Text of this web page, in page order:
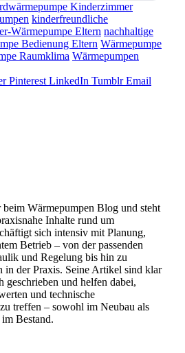
Kinderzimmer
kinderfreundliche
Wärmepumpe Eltern nachhaltige
Bedienung Eltern Wärmepumpe
Raumklima Wärmepumpen
Pinterest LinkedIn Tumblr Email
beim Wärmepumpen Blog und steht
Inhalte rund um
sich intensiv mit Planung,
Betrieb – von der passenden
und Regelung bis hin zu
in der Praxis. Seine Artikel sind klar
geschrieben und helfen dabei,
und technische
treffen – sowohl im Neubau als
Bestand.